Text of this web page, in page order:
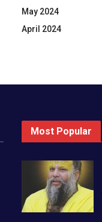
May 2024
April 2024
Most Popular